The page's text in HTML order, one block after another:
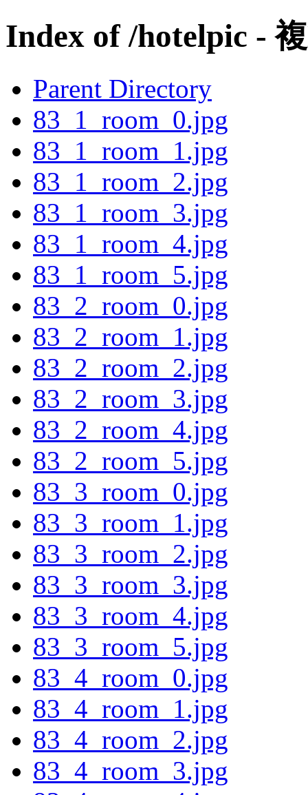
Index of /hotelpic -
Parent Directory
83_1_room_0.jpg
83_1_room_1.jpg
83_1_room_2.jpg
83_1_room_3.jpg
83_1_room_4.jpg
83_1_room_5.jpg
83_2_room_0.jpg
83_2_room_1.jpg
83_2_room_2.jpg
83_2_room_3.jpg
83_2_room_4.jpg
83_2_room_5.jpg
83_3_room_0.jpg
83_3_room_1.jpg
83_3_room_2.jpg
83_3_room_3.jpg
83_3_room_4.jpg
83_3_room_5.jpg
83_4_room_0.jpg
83_4_room_1.jpg
83_4_room_2.jpg
83_4_room_3.jpg